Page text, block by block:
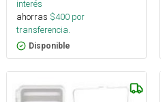
interés
ahorras $400 por
transferencia.
Disponible